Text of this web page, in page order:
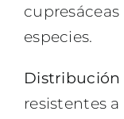
especies.
Distribución
resistentes